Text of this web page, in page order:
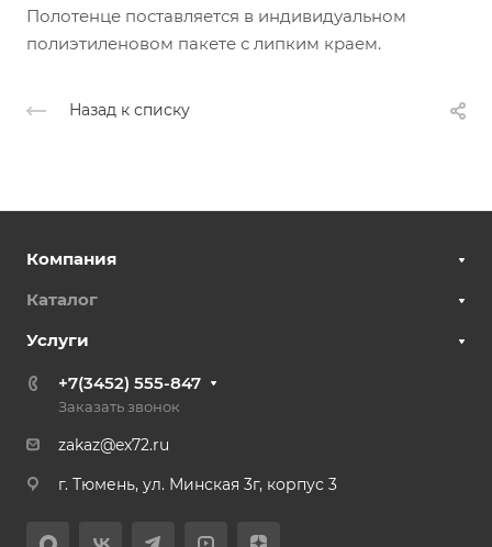
Полотенце поставляется в индивидуальном
полиэтиленовом пакете с липким краем.
Назад к списку
Компания
Каталог
Услуги
+7(3452) 555-847
Заказать звонок
zakaz@ex72.ru
г. Тюмень, ул. Минская 3г, корпус 3